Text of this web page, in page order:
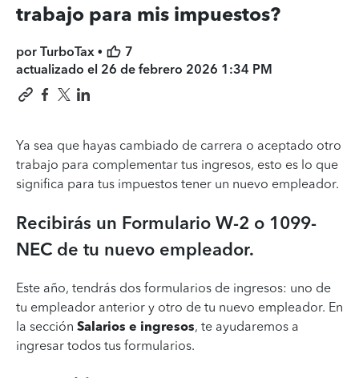
trabajo para mis impuestos?
por TurboTax •
7
actualizado el 26 de febrero 2026 1:34 PM
Ya sea que hayas cambiado de carrera o aceptado otro
trabajo para complementar tus ingresos, esto es lo que
significa para tus impuestos tener un nuevo empleador.
Recibirás un Formulario W-2 o 1099-
NEC de tu nuevo empleador.
Este año, tendrás dos formularios de ingresos: uno de
tu empleador anterior y otro de tu nuevo empleador. En
la sección Salarios e ingresos, te ayudaremos a
ingresar todos tus formularios.